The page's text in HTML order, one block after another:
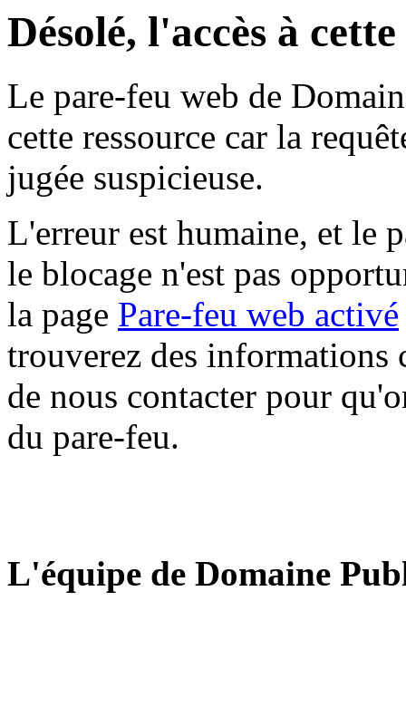
Désolé, l'accès à
Le pare-feu web de
cette ressource car la
jugée suspicieuse.
L'erreur est humaine, et le
le blocage n'est pas
la page Pare-feu web activé
trouverez des informations
de nous contacter pour
du pare-feu.
L'équipe de Domaine